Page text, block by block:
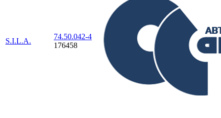
S.I.L.A.
74.50.042-4
176458